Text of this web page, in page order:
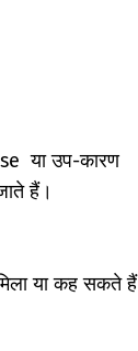
या उप-कारण
हैं।
या कह सकते हैं